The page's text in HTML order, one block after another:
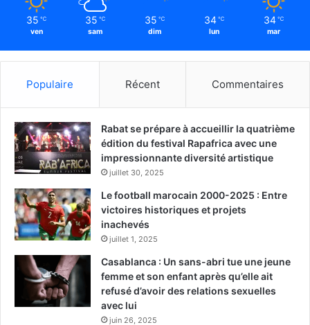
35 ℃
ven
35 ℃
sam
35 ℃
dim
34 ℃
lun
34 ℃
mar
Populaire Récent Commentaires
Rabat se prépare à accueillir la quatrième
édition du festival Rapafrica avec une
impressionnante diversité artistique
juillet 30, 2025
Le football marocain 2000-2025 : Entre
victoires historiques et projets
inachevés
juillet 1, 2025
Casablanca : Un sans-abri tue une jeune
femme et son enfant après qu’elle ait
refusé d’avoir des relations sexuelles
avec lui
juin 26, 2025